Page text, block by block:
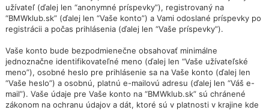
užívateľ (ďalej len “anonymné príspevky”), registrovaný na
“BMWklub.sk” (ďalej len “Vaše konto”) a Vami odoslané príspevky po
registrácii a počas prihlásenia (ďalej len “Vaše príspevky”).
Vaše konto bude bezpodmienečne obsahovať minimálne
jednoznačne identifikovateľné meno (ďalej len “Vaše užívateľské
meno”), osobné heslo pre prihlásenie sa na Vaše konto (ďalej len
“Vaše heslo”) a osobnú, platnú e-mailovú adresu (ďalej len “Váš e-
mail”). Vaše údaje pre Vaše konto na “BMWklub.sk” sú chránené
zákonom na ochranu údajov a dát, ktoré sú v platnosti v krajine kde